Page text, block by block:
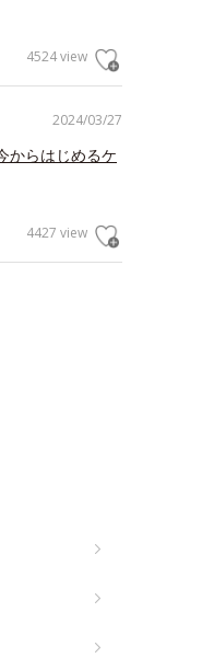
4524 view
2024/03/27
からはじめるケ
4427 view